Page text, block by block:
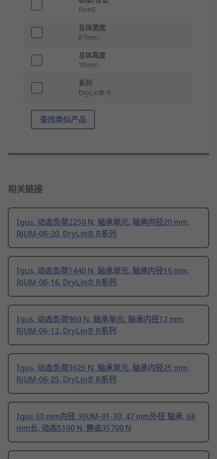
RoHS
总体宽度
87mm
总体高度
70mm
系列
DryLin® R
查找类似产品
相关链接
Igus, 动态负荷2250 N, 轴承单元, 轴承内径20 mm,
RJUM-06-20, DryLin® R系列
Igus, 动态负荷1440 N, 轴承单元, 轴承内径16 mm,
RJUM-06-16, DryLin® R系列
Igus, 动态负荷960 N, 轴承单元, 轴承内径12 mm,
RJUM-06-12, DryLin® R系列
Igus, 动态负荷3625 N, 轴承单元, 轴承内径25 mm,
RJUM-06-25, DryLin® R系列
Igus 30 mm内径, RJUM-01-30, 47 mm外径 轴承, 68
mm长, 动态5100 N, 静态35700 N